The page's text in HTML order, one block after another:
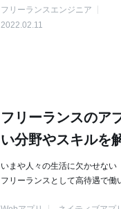
フリーランスエンジニア
2022.02.11
フリーランスのア
い分野やスキルを
いまや人々の生活に欠かせない
フリーランスとして高待遇で働